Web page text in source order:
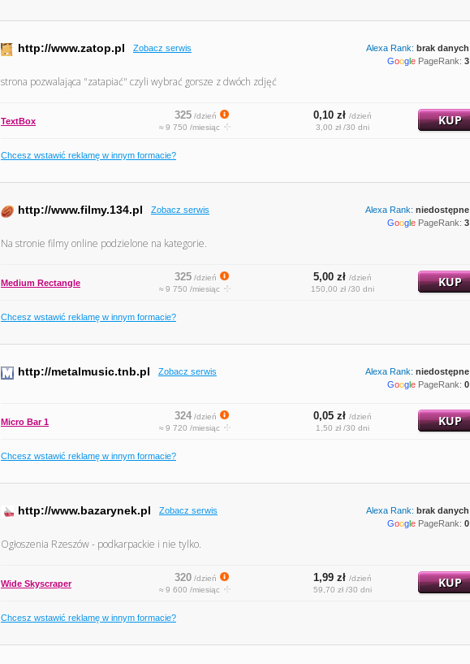
http://www.zatop.pl Zobacz serwis Alexa Rank: brak danych
Google PageRank: 3
strona pozwalająca "zatapiać" czyli wybrać gorsze z dwóch zdjęć
TextBox 325 /dzień
≈ 9 750 /miesiąc
0,10 zł /dzień
3,00 zł /30 dni
KUP
Chcesz wstawić reklamę w innym formacie?
http://www.filmy.134.pl Zobacz serwis Alexa Rank: niedostępne
Google PageRank: 3
Na stronie filmy online podzielone na kategorie.
Medium Rectangle 325 /dzień
≈ 9 750 /miesiąc
5,00 zł /dzień
150,00 zł /30 dni
KUP
Chcesz wstawić reklamę w innym formacie?
http://metalmusic.tnb.pl Zobacz serwis Alexa Rank: niedostępne
Google PageRank: 0
Micro Bar 1 324 /dzień
≈ 9 720 /miesiąc
0,05 zł /dzień
1,50 zł /30 dni
KUP
Chcesz wstawić reklamę w innym formacie?
http://www.bazarynek.pl Zobacz serwis Alexa Rank: brak danych
Google PageRank: 0
Ogłoszenia Rzeszów - podkarpackie i nie tylko.
Wide Skyscraper 320 /dzień
≈ 9 600 /miesiąc
1,99 zł /dzień
59,70 zł /30 dni
KUP
Chcesz wstawić reklamę w innym formacie?